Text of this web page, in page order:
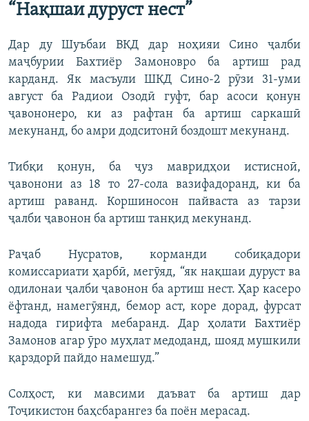
“Нақшаидуруст нест”
Дар ду Шуъбаи ВКД дар ноҳияи Сино ҷалби
маҷбурии Бахтиёр Замоновро ба артиш рад
карданд. Як масъули ШКД Сино-2 рӯзи 31-уми
август ба Радиои Озодӣ гуфт, бар асоси қонун
ҷавононеро, ки аз рафтан ба артиш саркашӣ
мекунанд, бо амри додситонӣ боздошт мекунанд.
Тибқи қонун, ба ҷуз мавридҳои истисноӣ,
ҷавонони аз 18 то 27-сола вазифадоранд, ки ба
артиш раванд. Коршиносон пайваста аз тарзи
ҷалби ҷавонон ба артиш танқид мекунанд.
Раҷаб Нусратов, корманди собиқадори
комиссариати ҳарбӣ, мегӯяд, “як нақшаи дуруст ва
одилонаи ҷалби ҷавонон ба артиш нест. Ҳар касеро
ёфтанд, намегӯянд, бемор аст, коре дорад, фурсат
надода гирифта мебаранд. Дар ҳолати Бахтиёр
Замонов агар ӯро муҳлат медоданд, шояд мушкили
қарздорӣ пайдо намешуд.”
Солҳост, ки мавсими даъват ба артиш дар
Тоҷикистон баҳсбарангез ба поён мерасад.